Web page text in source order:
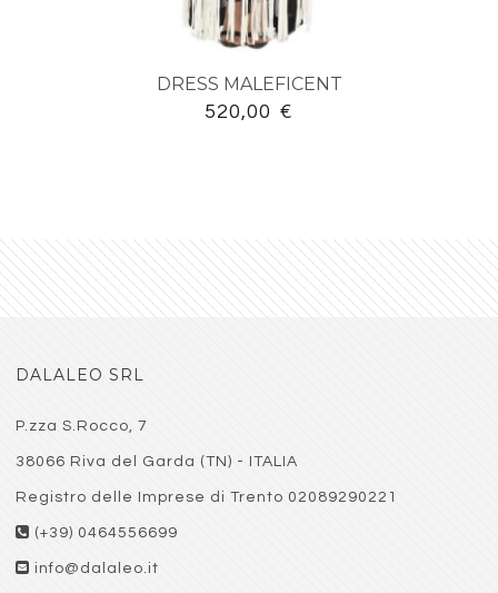
DRESS MALEFICENT
520,00 €
DALALEO SRL
P.zza S.Rocco, 7
38066 Riva del Garda (TN) - ITALIA
Registro delle Imprese di Trento 02089290221
(+39) 0464556699
info@dalaleo.it